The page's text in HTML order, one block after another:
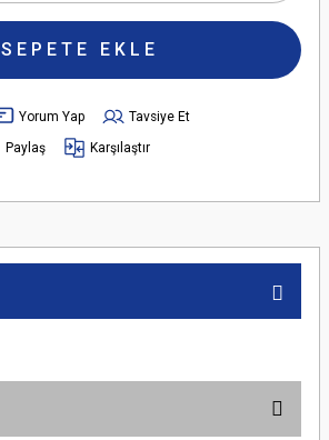
SEPETE EKLE
Yorum Yap
Tavsiye Et
Paylaş Karşılaştır